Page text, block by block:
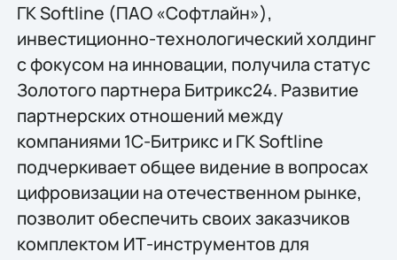
ГК Softline (ПАО «Софтлайн»),
инвестиционно-технологический холдинг
с фокусом на инновации, получила статус
Золотого партнера Битрикс24. Развитие
партнерских отношений между
компаниями 1С-Битрикс и ГК Softline
подчеркивает общее видение в вопросах
цифровизации на отечественном рынке,
позволит обеспечить своих заказчиков
комплектом ИТ-инструментов для